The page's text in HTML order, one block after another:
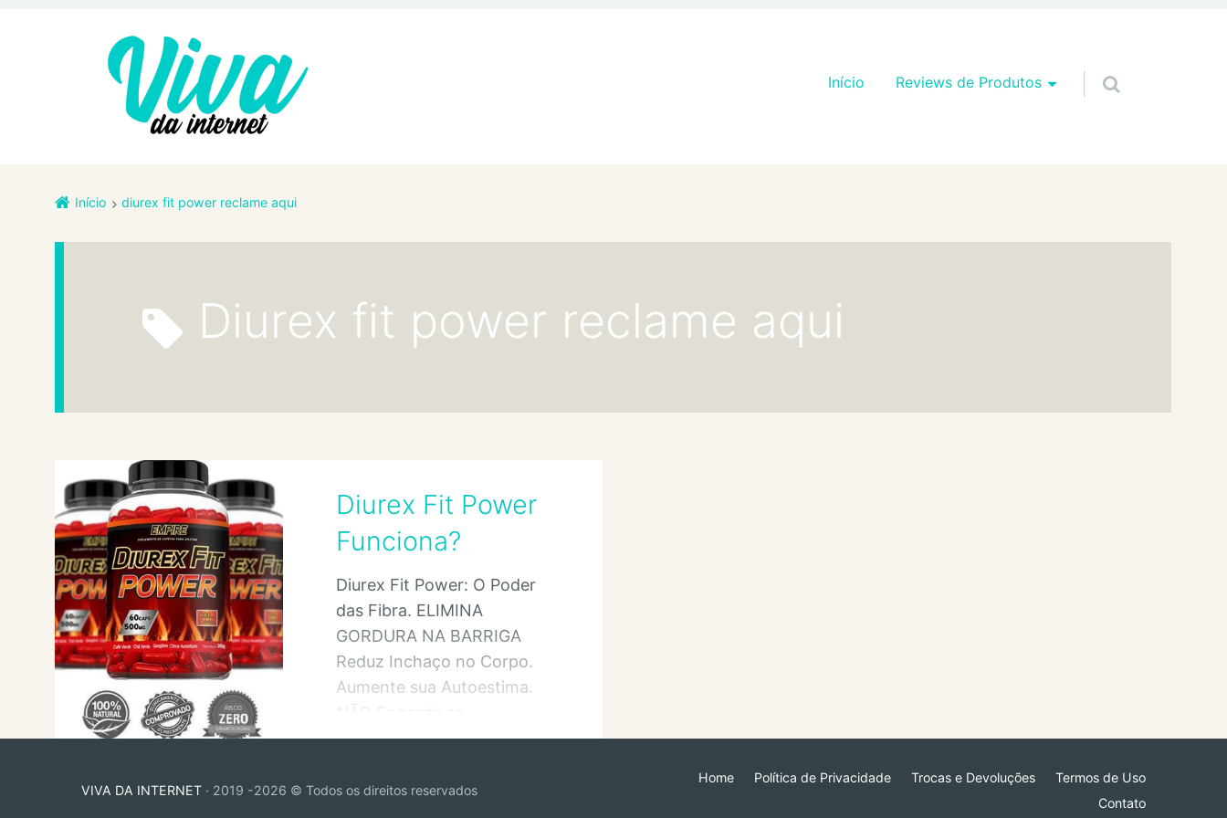
Pular para o conteúdo
Início Reviews de Produtos
Início diurex fit power reclame aqui
diurex fit power reclame aqui
Diurex Fit Power
Funciona?
Diurex Fit Power: O Poder
das Fibra. ELIMINA
GORDURA NA BARRIGA
Reduz Inchaço no Corpo.
Aumente sua Autoestima.
Interromper o Uso
VIVA DA INTERNET· 2019 -2026 © Todos os direitos reservados
Home Política de Privacidade Trocas e Devoluções
Termos de Uso
Contato